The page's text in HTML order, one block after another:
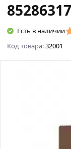
85286317
Есть в наличии
Код товара:32001